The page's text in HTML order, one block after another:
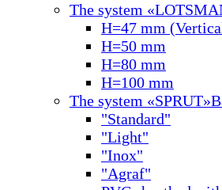
The system
H=47 mm
Н=50 mm
Н=80 mm
Н=100 mm
The system «SPRUT»
"Standard"
"Light"
"Inox"
"Agraf"